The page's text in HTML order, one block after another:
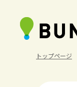
トップページ